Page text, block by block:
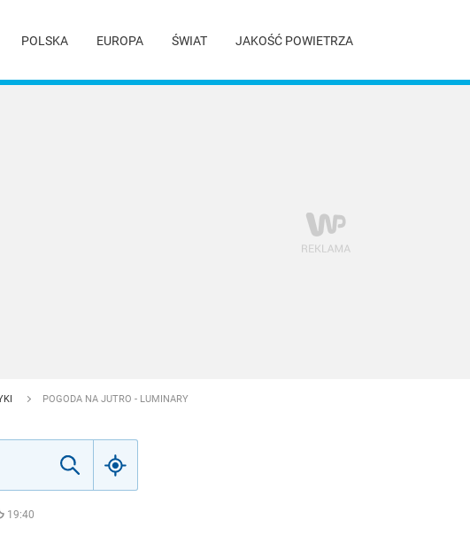
POLSKA EUROPA ŚWIAT JAKOŚĆ POWIETRZA
POGODA NA JUTRO - LUMINARY
19:40